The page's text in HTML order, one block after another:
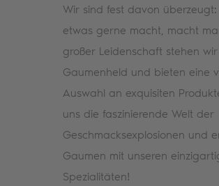
Wir sind fest davon
etwas gerne macht, macht
großer Leidenschaft stehen
Gaumenheld und bieten eine
Auswahl an exquisiten
uns die faszinierende Welt der
Geschmacksexplosionen und
Gaumen mit unseren
Spezialitäten!